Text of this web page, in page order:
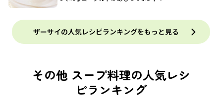
ザーサイの人気レシピランキングをもっと見る
その他 スープ料理の人気レシ
ピランキング